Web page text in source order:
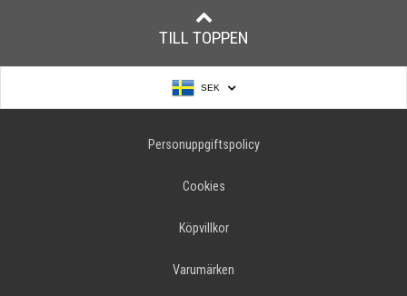
TILL TOPPEN
SEK
Personuppgiftspolicy
Cookies
Köpvillkor
Varumärken